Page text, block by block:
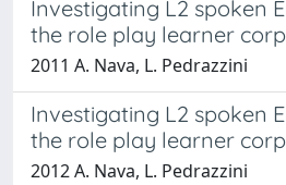
Investigating L2 spoken
the role play learner
2011 A. Nava, L. Pedrazzini
Investigating L2 spoken
the role play learner
2012 A. Nava, L. Pedrazzini